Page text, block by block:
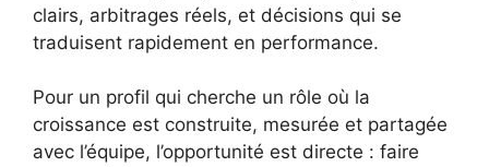
clairs, arbitrages réels, et décisions qui se
traduisent rapidement en performance.
Pour un profil qui cherche un rôle où la
croissance est construite, mesurée et partagée
avec l’équipe, l’opportunité est directe : faire